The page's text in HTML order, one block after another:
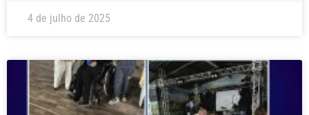
4 de julho de 2025